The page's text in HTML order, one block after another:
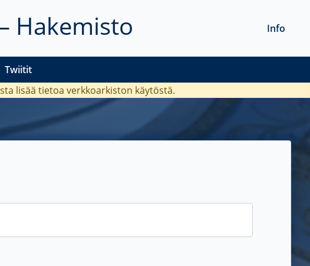
Hakemisto
Twiitit
Info
lisää tietoa verkkoarkiston käytöstä.